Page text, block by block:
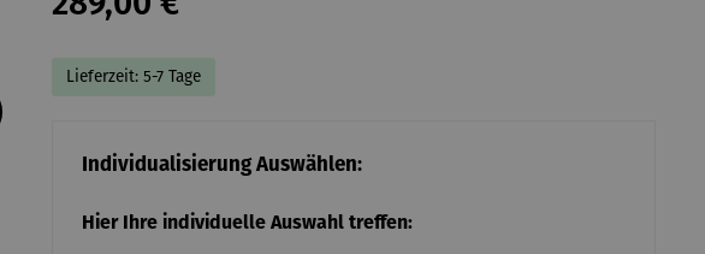
Lieferzeit: 5-7 Tage
Individualisierung Auswählen:
Hier Ihre individuelle Auswahl treffen: